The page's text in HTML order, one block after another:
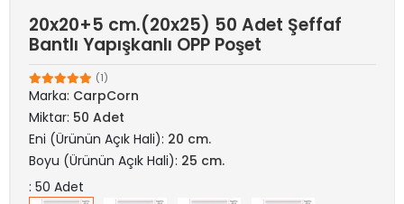
20x20+5 cm.(20x25) 50 Adet Şeffaf
Bantlı Yapışkanlı OPP Poşet
(1)
Marka: CarpCorn
Miktar: 50 Adet
Eni (Ürünün Açık Hali): 20 cm.
Boyu (Ürünün Açık Hali): 25 cm.
: 50 Adet